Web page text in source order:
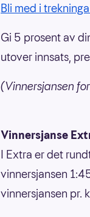
Bli med i
Gi 5 prosent av
utover innsats,
(Vinnersjansen
Vinnersjanse
I Extra er det
vinnersjansen
vinnersjansen pr.